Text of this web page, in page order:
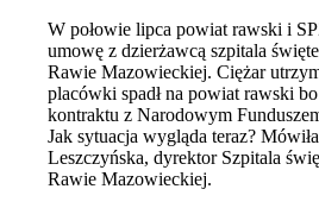
W połowie lipca powiat rawski i
umowę z dzierżawcą szpitala
Rawie Mazowieckiej. Ciężar
placówki spadł na powiat rawski
kontraktu z Narodowym
Jak sytuacja wygląda teraz?
Leszczyńska, dyrektor Szpitala
Rawie Mazowieckiej.